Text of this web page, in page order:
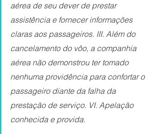
aérea de seu dever de prestar
assistência e fornecer informações
claras aos passageiros. III. Além do
cancelamento do vôo, a companhia
aérea não demonstrou ter tomado
nenhuma providência para confortar o
passageiro diante da falha da
prestação de serviço. VI. Apelação
conhecida e provida.